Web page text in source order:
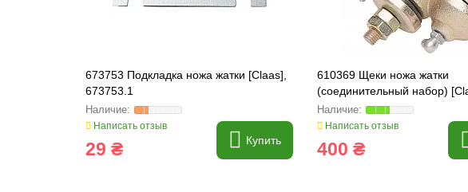
673753 Подкладка ножа жатки [Claas],
673753.1
Написать отзыв
29 ₴ Купить
610369 Щеки ножа жатки
(соединительный набор)
610369.1
Написать отзыв
400 ₴